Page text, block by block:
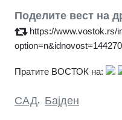
Поделите вест на
https://www.vostok.rs/
option=n&idnovost=144270
Пратите ВОСТОК на:
САД, Бајден